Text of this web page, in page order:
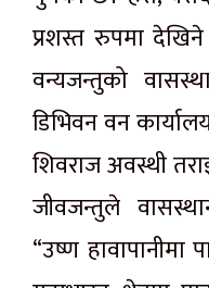
प्रशस्त रुपमा
वन्यजन्तुको
डिभिवन वन
शिवराज अवस्थी
जीवजन्तुले
“उष्ण हावापानीमा